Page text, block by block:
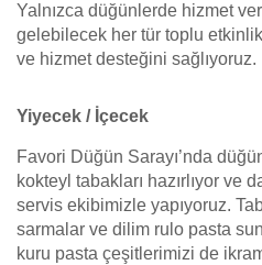
Yalnızca düğünlerde hizmet
gelebilecek her tür toplu
ve hizmet desteğini sağlıyoruz.
Yiyecek / İçecek
Favori Düğün Sarayı’nda
kokteyl tabakları hazırlıyor ve
servis ekibimizle yapıyoruz.
sarmalar ve dilim rulo pasta
kuru pasta çeşitlerimizi de